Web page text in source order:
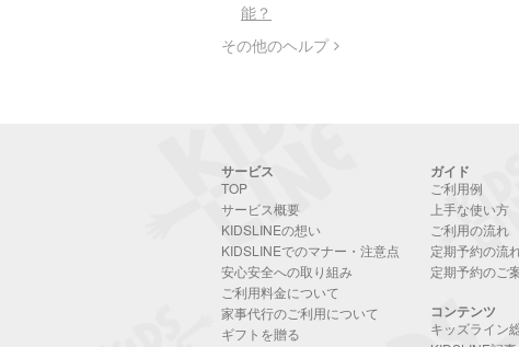
能？
その他のヘルプ
サービス
TOP
サービス概要
KIDSLINEの想い
KIDSLINEでのマナー・注意点
安心安全への取り組み
ご利用料金について
家事代行のご利用について
ギフトを贈る
ガイド
ご利用例
上手な使い方
ご利用の流れ
定期予約の流
定期予約のご
コンテンツ
キッズライン